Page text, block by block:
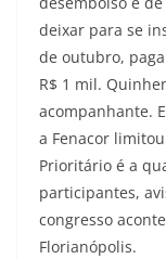
deixar para se
de outubro,
R$ 1 mil.
acompanhante.
a Fenacor
Prioritário é a
participantes,
congresso
Florianópolis.